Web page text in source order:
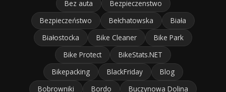
Bez auta
Bezpieczenstwo
Bezpieczeństwo
Bełchatowska
Biała
Białostocka
Bike Cleaner
Bike Park
Bike Protect
BikeStats.NET
Bikepacking
BlackFriday
Blog
Bobrowniki
Bordo
Buczynowa Dolina